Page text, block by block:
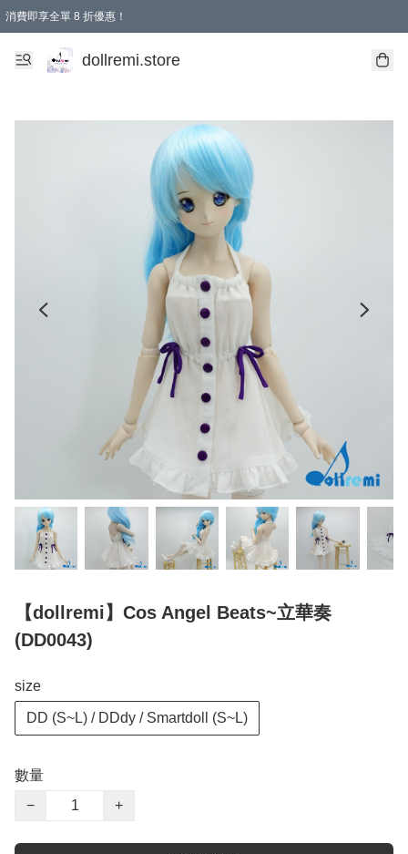
消費即享全單 8 折優惠！
購物滿 HKD 1500.00即享免運費優惠！（適用於 本地送貨、本地取貨、國際送貨 )
dollremi.store
【dollremi】Cos Angel Beats~立華奏
(DD0043)
size
DD (S~L) / DDdy / Smartdoll (S~L)
數量
−
+